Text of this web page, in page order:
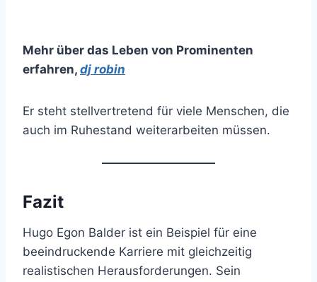
Mehr über das Leben von Prominenten
erfahren, dj robin
Er steht stellvertretend für viele Menschen, die
auch im Ruhestand weiterarbeiten müssen.
Fazit
Hugo Egon Balder ist ein Beispiel für eine
beeindruckende Karriere mit gleichzeitig
realistischen Herausforderungen. Sein